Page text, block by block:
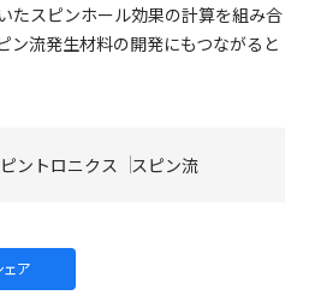
たスピンホール効果の計算を組み合
ン流発生材料の開発にもつながると
ントロニクス スピン流
ェア